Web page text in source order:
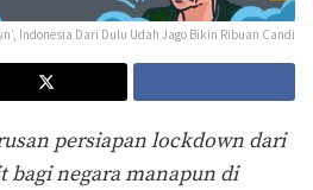
Indonesia Dari Dulu Udah Jago Bikin Ribuan Candi
persiapan lockdown dari
bagi negara manapun di